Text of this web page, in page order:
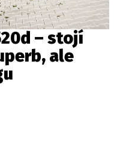
– stojí
ale